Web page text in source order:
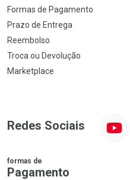
Formas de Pagamento
Prazo de Entrega
Reembolso
Troca ou Devolução
Marketplace
Redes Sociais
formas de
Pagamento